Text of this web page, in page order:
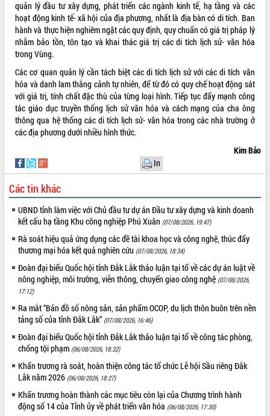
Hòn Yến phát triển du lịch gắn với bảo
tồn biển
Lấy ý kiến điều chỉnh Quy hoạch tỉnh
Đắk Lắk thời kỳ 2021-2030, tầm nhìn
đến năm 2050
Phát động chiến dịch 30 ngày đêm
giải phóng mặt bằng Tuyến đường bộ
ven biển
Đắk Lắk nỗ lực thúc đẩy tăng trưởng
kinh tế từ 10% trở lên trong Quý
II/2026
chuyển đổi số giai đoạn 2026 – 2030
với Tập đoàn Bưu chính Viễn thông
Việt Nam
Thứ trưởng Bộ Y tế làm việc với tỉnh
Đắk Lắk về phát triển nhân lực y tế
cho trạm y tế cấp xã
Du lịch Đắk Lắk nâng tầm trải nghiệm
du khách thông qua Hệ thống cơ sở dữ
liệu và Bản đồ số
Tập huấn ứng dụng trí tuệ nhân tạo (AI)
trong thương mại điện tử năm 2026
Đoàn đại biểu Quốc hội tỉnh Đắk Lắk
trao đổi thông tin trước Kỳ họp thứ
Quyết liệt cải cách hành chính, khơi
thông nguồn lực phát triển
Nâng cao hiệu lực, hiệu quả HĐND
tỉnh thông qua hiện đại hóa hành chính
Xã Ea Phê gắn cải cách hành chính với
chuyển đổi số
quản lý đầu tư xây dựng, phát triển các ngành kinh tế, hạ tầng và các
hoạt động kinh tế- xã hội của địa phương, nhất là địa bàn có di tích. Ban
hành và thực hiện nghiêm ngặt các quy định, quy chuẩn có giá trị pháp lý
nhằm bảo tồn, tôn tạo và khai thác giá trị các di tích lịch sử- văn hóa
trong Vùng.
Các cơ quan quản lý cần tách biệt các di tích lịch sử với các di tích văn
hóa và danh lam thắng cảnh tự nhiên, để từ đó có quy chế hoạt động sát
với giá trị, tính chất đặc thù của từng loại hình. Tiếp tục đẩy mạnh công
tác giáo dục truyền thống lịch sử văn hóa và cách mạng của cha ông
thông qua hệ thống các di tích lịch sử- văn hóa trong các nhà trường ở
các địa phương dưới nhiều hình thức.
Kim Bảo
In
Các tin khác
UBND tỉnh làm việc với Chủ đầu tư dự án Đầu tư xây dựng và kinh doanh
kết cấu hạ tầng Khu công nghiệp Phú Xuân (07/08/2026, 19:47)
Rà soát hiệu quả ứng dụng các đề tài khoa học và công nghệ, thúc đẩy
thương mại hóa kết quả nghiên cứu (07/08/2026, 18:34)
Đoàn đại biểu Quốc hội tỉnh Đắk Lắk thảo luận tại tổ về các dự án luật về
nông nghiệp, môi trường, viễn thông, chuyển giao công nghệ (07/08/2026,
17:12)
Ra mắt “Bản đồ số nông sản, sản phẩm OCOP, du lịch thôn buôn trên nền
tảng số của tỉnh Đắk Lắk” (07/08/2026, 16:46)
Đoàn đại biểu Quốc hội tỉnh Đắk Lắk thảo luận tại tổ về công tác phòng,
chống tội phạm (06/08/2026, 18:32)
Khẩn trương rà soát, hoàn thiện công tác tổ chức Lễ hội Sầu riêng Đắk
Lắk năm 2026 (06/08/2026, 18:27)
Khẩn trương hoàn thành các mục tiêu còn lại của Chương trình hành
động số 14 của Tỉnh ủy về phát triển văn hóa (06/08/2026, 17:30)